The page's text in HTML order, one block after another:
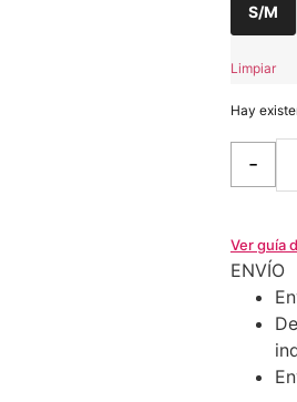
S/M
Limpiar
Hay
-
Ver guía
ENVÍO